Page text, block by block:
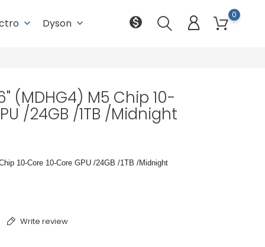
keyboard_arrow_down Dyson keyboard_arrow_down
0
monetization_on
(MDHG4) M5 Chip 10-
/24GB /1TB /Midnight
10-Core 10-Core GPU /24GB /1TB /Midnight
Write review